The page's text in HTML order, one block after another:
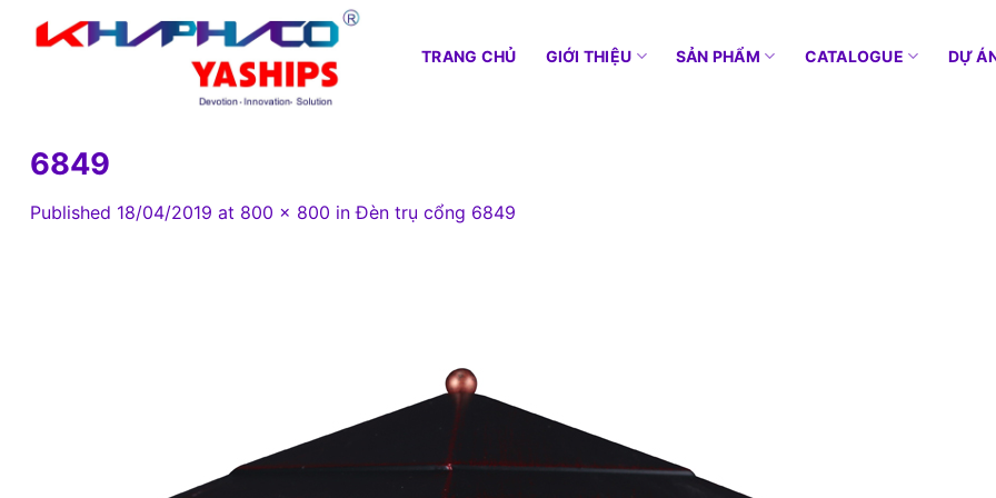
TRANG CHỦ GIỚI THIỆU SẢN PHẨM CATALOGUE DỰ
6849
Published 18/04/2019 at 800 × 800 inĐèn trụ cổng 6849